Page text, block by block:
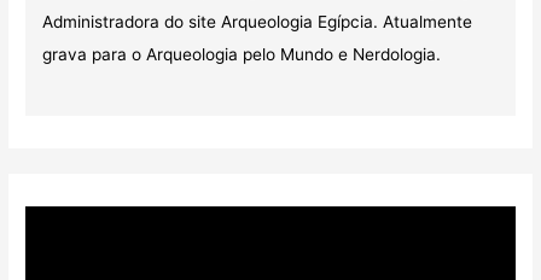
Administradora do site Arqueologia Egípcia. Atualmente
grava para o Arqueologia pelo Mundo e Nerdologia.